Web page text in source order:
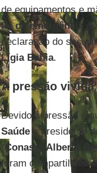
de equipamentos e
lei de emergência
declaração do
Lígia Bahia.
A pressão
Devido à pressão e
Saúdee presidente
(Conass Alberto
foram compartilhados